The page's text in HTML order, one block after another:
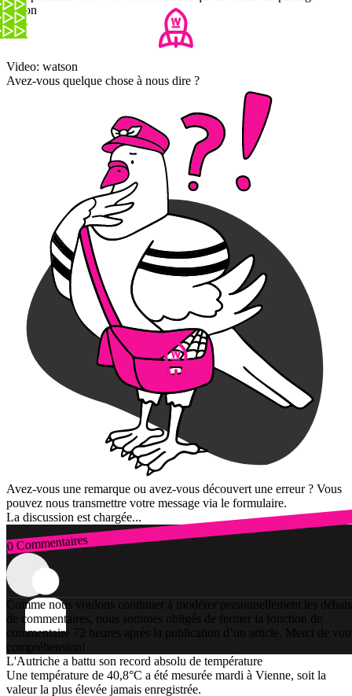
piéton
Video: watson
Avez-vous quelque chose à nous dire ?
Avez-vous une remarque ou avez-vous découvert une erreur ? Vous
pouvez nous transmettre votre message via le formulaire.
La discussion est chargée...
0 Commentaires
Connexion
Comme nous voulons continuer à modérer personnellement les débats
de commentaires, nous sommes obligés de fermer la fonction de
commentaire 72 heures après la publication d’un article. Merci de
compréhension!
L'Autriche a battu son record absolu de température
Une température de 40,8°C a été mesurée mardi à Vienne, soit la
valeur la plus élevée jamais enregistrée.